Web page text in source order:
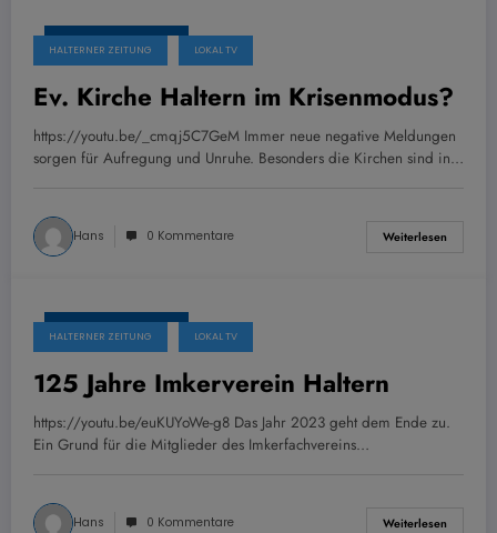
29. November 2023
HALTERNER ZEITUNG LOKAL TV
Ev. Kirche Haltern im Krisenmodus?
https://youtu.be/_cmqj5C7GeM Immer neue negative Meldungen
sorgen für Aufregung und Unruhe. Besonders die Kirchen sind in…
Hans 0 Kommentare Weiterlesen
29. November 2023
HALTERNER ZEITUNG LOKAL TV
125 Jahre Imkerverein Haltern
https://youtu.be/euKUYoWe-g8 Das Jahr 2023 geht dem Ende zu.
Ein Grund für die Mitglieder des Imkerfachvereins…
Hans 0 Kommentare Weiterlesen